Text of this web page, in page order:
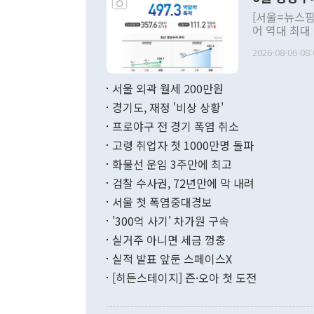
관의 대북
관 부처 장
관의 무리한
다. [정동영 통일부 장관이 지난달 23일 오후 서울 종로구 정부서울청사에
무너졌다고
함께 4자 대
"우리의 선
관은 업무
[서울=뉴스
어 역대 최
료=한국은행] 한국은행이 6일 발표한 '2026년 6월 국제수지(잠정)'
며 월간 기
196.9% 급
수출은
기록했지만
로 전환됐다.
는 배당수입
2026-08-06
서울 외곽 월세 200만원
경기도, 재정 '비상 상황'
프로야구 전 경기 폭염 취소
고령 취업자 첫 1000만명 돌파
화물선 운임 3주만에 최고
검찰 수사권, 72년만에 막 내려
서울 첫 폭염중대경보
'300억 사기' 차가원 구속
실거주 아니면 세금 껑충
실적 발표 앞둔 스페이스X
[히든스테이지] 즌·오아 첫 도전